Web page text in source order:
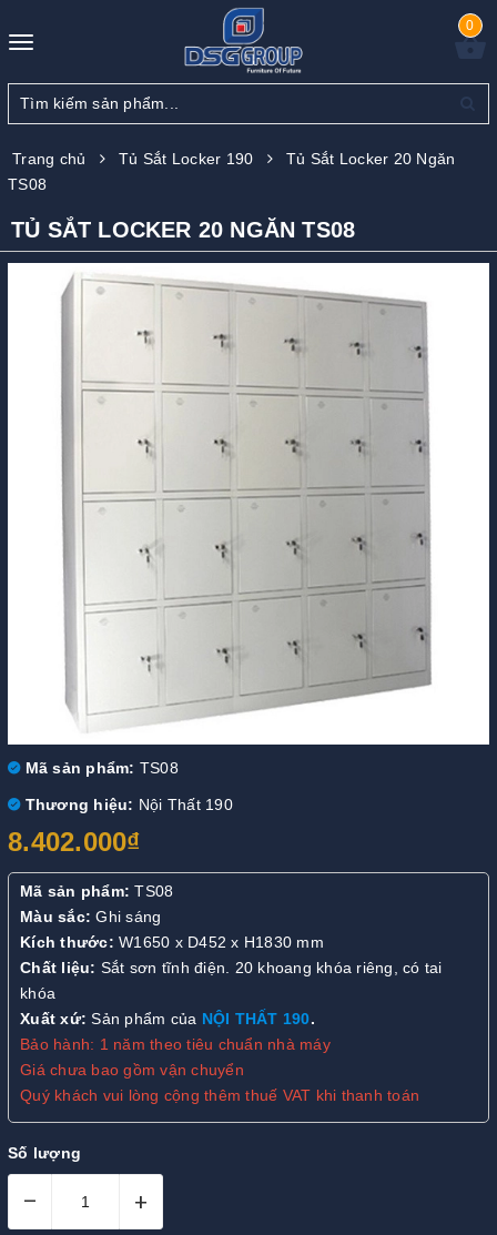
Toggle
0
Trang chủ Tủ Sắt Locker 190
Tủ Sắt Locker 20 Ngăn
TS08
TỦ SẮT LOCKER 20 NGĂN TS08
Mã sản phẩm: TS08
Thương hiệu: Nội Thất 190
8.402.000₫
Mã sản phẩm: TS08
Màu sắc: Ghi sáng
Kích thước: W1650 x D452 x H1830 mm
Chất liệu: Sắt sơn tĩnh điện. 20 khoang khóa riêng, có tai
khóa
Xuất xứ: Sản phẩm của NỘI THẤT 190.
Bảo hành: 1 năm theo tiêu chuẩn nhà máy
Giá chưa bao gồm vận chuyển
Quý khách vui lòng cộng thêm thuế VAT khi thanh toán
Số lượng
– +